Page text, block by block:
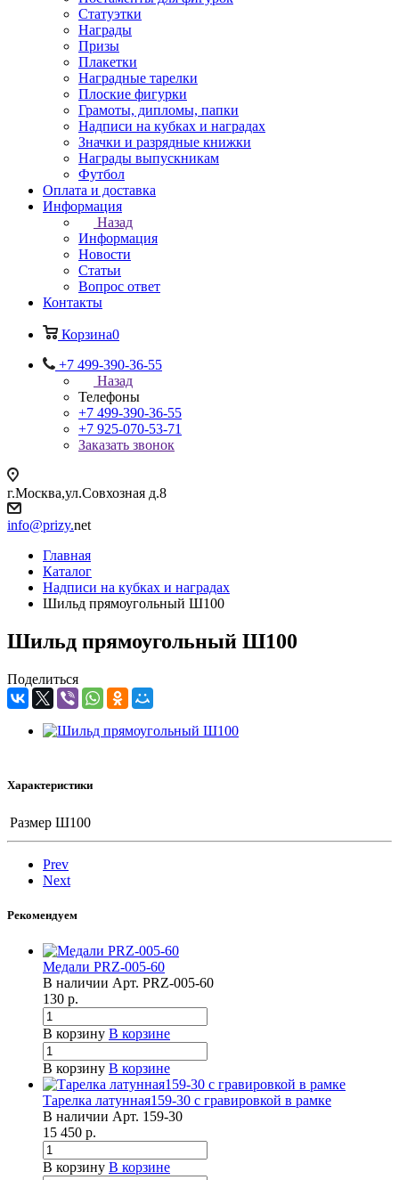
Статуэтки
Награды
Призы
Плакетки
Наградные тарелки
Плоские фигурки
Грамоты, дипломы, папки
Надписи на кубках и наградах
Значки и разрядные книжки
Награды выпускникам
Футбол
Оплата и доставка
Информация
Назад
Информация
Новости
Статьи
Вопрос ответ
Контакты
Корзина0
+7 499-390-36-55
Назад
Телефоны
+7 499-390-36-55
+7 925-070-53-71
Заказать звонок
г.Москва,ул.Совхозная д.8
info@prizy.net
Главная
Каталог
Надписи на кубках и наградах
Шильд прямоугольный Ш100
Шильд прямоугольный Ш100
Поделиться
Характеристики
Размер Ш100
Prev
Next
Рекомендуем
Медали PRZ-005-60
В наличии Арт. PRZ-005-60
130 р.
В корзину В корзине
В корзину В корзине
Тарелка латунная159-30 с гравировкой в рамке
В наличии Арт. 159-30
15 450 р.
В корзину В корзине